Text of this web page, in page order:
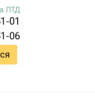
01
06